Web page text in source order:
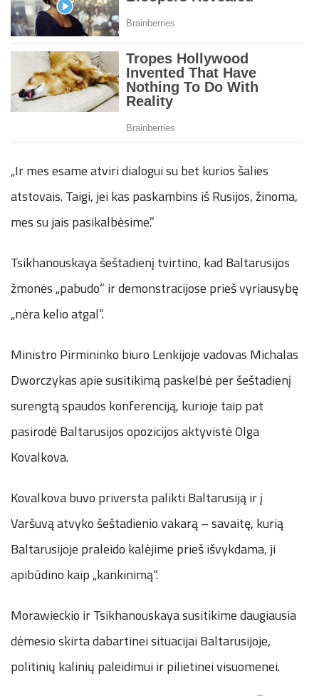
„Ir mes esame atviri dialogui su bet kurios šalies
atstovais. Taigi, jei kas paskambins iš Rusijos, žinoma,
mes su jais pasikalbėsime.”
Tsikhanouskaya šeštadienį tvirtino, kad Baltarusijos
žmonės „pabudo“ ir demonstracijose prieš vyriausybę
„nėra kelio atgal“.
Ministro Pirmininko biuro Lenkijoje vadovas Michalas
Dworczykas apie susitikimą paskelbė per šeštadienį
surengtą spaudos konferenciją, kurioje taip pat
pasirodė Baltarusijos opozicijos aktyvistė Olga
Kovalkova.
Kovalkova buvo priversta palikti Baltarusiją ir į
Varšuvą atvyko šeštadienio vakarą – savaitę, kurią
Baltarusijoje praleido kalėjime prieš išvykdama, ji
apibūdino kaip „kankinimą“.
Morawieckio ir Tsikhanouskaya susitikime daugiausia
dėmesio skirta dabartinei situacijai Baltarusijoje,
politinių kalinių paleidimui ir pilietinei visuomenei.